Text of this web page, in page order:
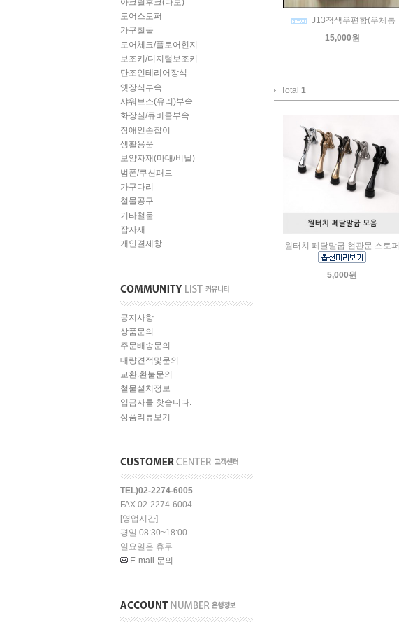
아크릴후크(다보)
도어스토퍼
가구철물
도어체크/플로어힌지
보조키/디지털보조키
단조인테리어장식
옛장식부속
샤워브스(유리)부속
화장실/큐비클부속
장애인손잡이
생활용품
보양자재(마대/비닐)
범폰/쿠션패드
가구다리
철물공구
기타철물
잡자재
개인결제창
공지사항
상품문의
주문배송문의
대량견적및문의
교환.환불문의
철물설치정보
입금자를 찾습니다.
상품리뷰보기
TEL)02-2274-6005
FAX.02-2274-6004
[영업시간]
평일 08:30~18:00
일요일은 휴무
E-mail 문의
J13적색우편함(우체통
15,000원
Total 1
원터치 페달말굽 현관문 스토퍼
5,000원